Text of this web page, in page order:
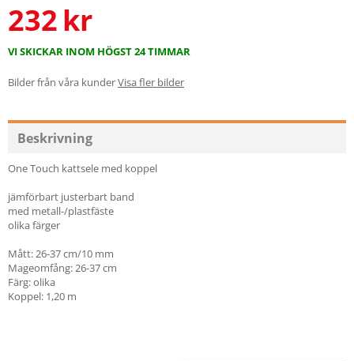
232kr
VI SKICKAR INOM HÖGST 24 TIMMAR
Bilder från våra kunderVisa fler bilder
Beskrivning
One Touch kattsele med koppel
jämförbart justerbart band
med metall-/plastfäste
olika färger
Mått: 26-37 cm/10 mm
Mageomfång: 26-37 cm
Färg: olika
Koppel: 1,20 m